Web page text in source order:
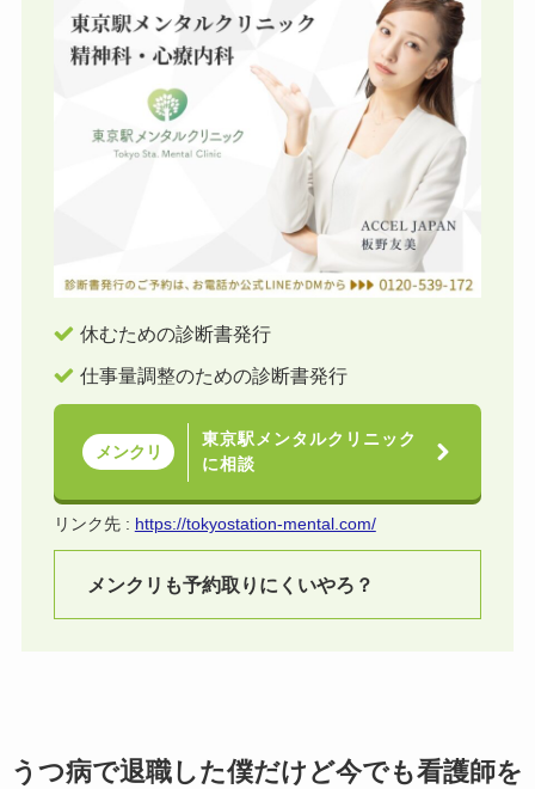
休むための診断書発行
仕事量調整のための診断書発行
メンクリ
東京駅メンタルクリニック
に相談
リンク先 : https://tokyostation-mental.com/
メンクリも予約取りにくいやろ？
うつ病で退職した僕だけど今でも看護師を